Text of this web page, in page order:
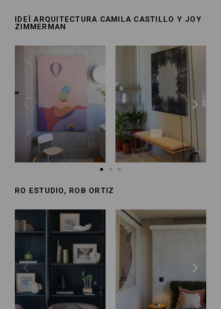
IDEÏ ARQUITECTURA CAMILA CASTILLO Y JOY
ZIMMERMAN​
RO ESTUDIO, ROB ORTIZ​